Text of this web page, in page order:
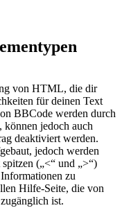
von HTML, die dir
für deinen Text
BBCode werden durch
jedoch auch
deaktiviert werden.
jedoch werden
(„<“ und „>“)
zu
Hilfe-Seite, die von
ist.